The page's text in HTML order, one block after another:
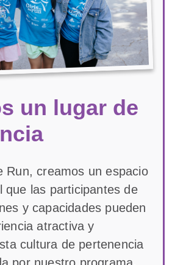
un lugar de
Run, creamos un espacio
que las participantes de
y capacidades pueden
atractiva y
cultura de pertenencia